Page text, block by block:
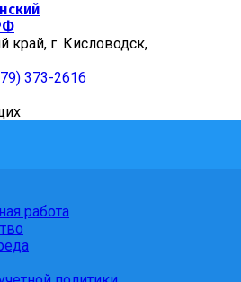
край, г. Кисловодск,
373-2616
работа